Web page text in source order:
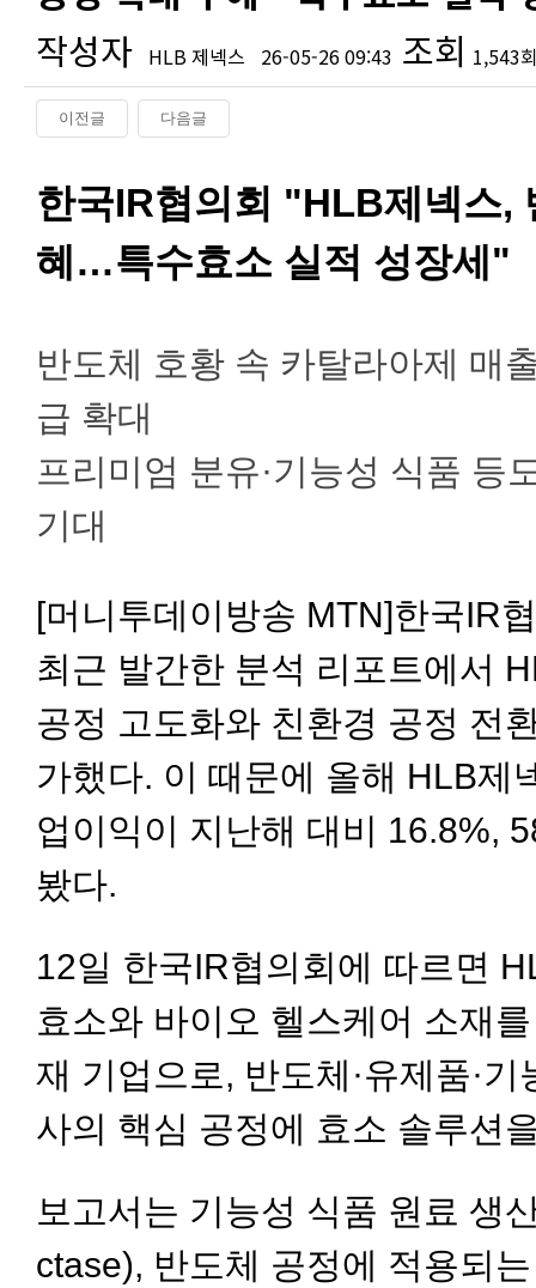
작성자 HLB 제넥스 26-05-26 09:43 조회 1,543
이전글 다음글
한국IR협의회 "HLB제넥스,
혜…특수효소 실적 성장세"
반도체 호황 속 카탈라아제 매
급 확대
프리미엄 분유·기능성 식품
기대
[머니투데이방송 MTN]한국IR
최근 발간한 분석 리포트에서
공정 고도화와 친환경 공정 전
가했다. 이 때문에 올해 HLB제
업이익이 지난해 대비 16.8%,
봤다.
12일 한국IR협의회에 따르면
효소와 바이오 헬스케어 소재
재 기업으로, 반도체·유제품·
사의 핵심 공정에 효소 솔루션
보고서는 기능성 식품 원료 생
ctase), 반도체 공정에 적용되